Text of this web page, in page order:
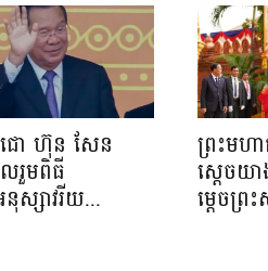
ជោ ហ៊ុន សែន
រួមពិធី
ស្សាវរីយ...
ព្រះមហ
ស្តេចយ
ម្តេចព្រ